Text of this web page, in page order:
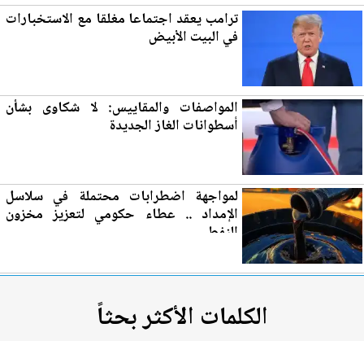
ترامب يعقد اجتماعا مغلقا مع الاستخبارات
في البيت الأبيض
المواصفات والمقاييس: لا شكاوى بشأن
أسطوانات الغازالجديدة
لمواجهة اضطرابات محتملة في سلاسل
الإمداد .. عطاء حكومي لتعزيز مخزون
النفط
الكلمات الأكثر بحثاً